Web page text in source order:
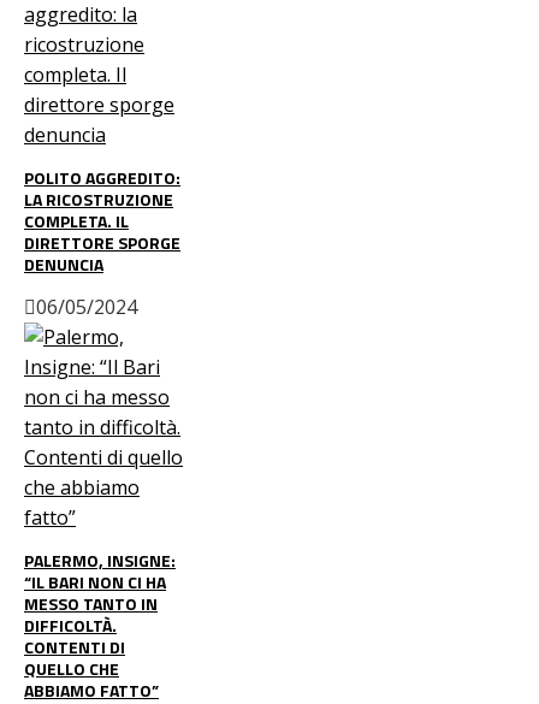
POLITO AGGREDITO:
LA RICOSTRUZIONE
COMPLETA. IL
DIRETTORE SPORGE
DENUNCIA
06/05/2024
PALERMO, INSIGNE:
“IL BARI NON CI HA
MESSO TANTO IN
DIFFICOLTÀ.
CONTENTI DI
QUELLO CHE
ABBIAMO FATTO”